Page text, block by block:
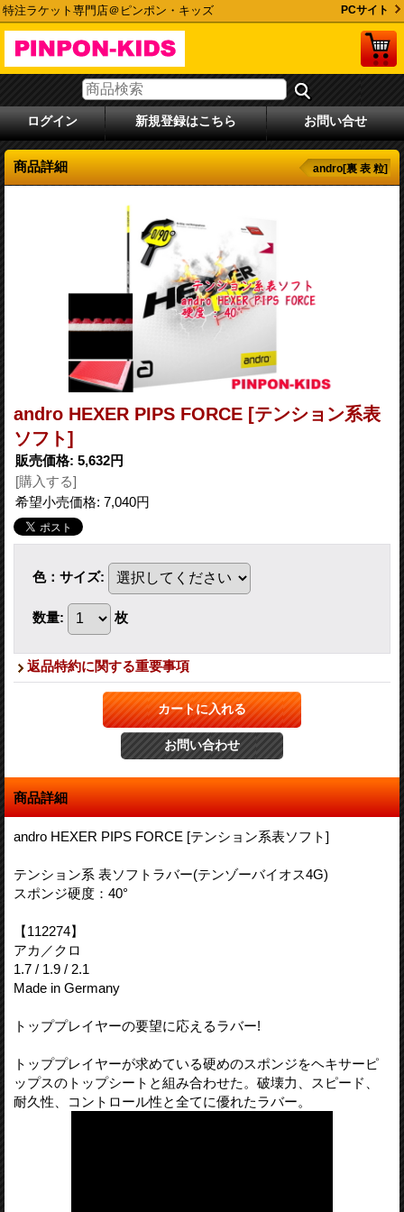
特注ラケット専門店＠ピンポン・キッズ PCサイト
ログイン 新規登録はこちら お問い合せ
商品詳細 andro[裏 表 粒]
andro HEXER PIPS FORCE [テンション系表
ソフト]
販売価格: 5,632円
[購入する]
希望小売価格: 7,040円
色：サイズ:
数量: 枚
返品特約に関する重要事項
商品詳細
andro HEXER PIPS FORCE [テンション系表ソフト]
テンション系 表ソフトラバー(テンゾーバイオス4G)
スポンジ硬度：40°
【112274】
アカ／クロ
1.7 / 1.9 / 2.1
Made in Germany
トッププレイヤーの要望に応えるラバー!
トッププレイヤーが求めている硬めのスポンジをヘキサーピ
ップスのトップシートと組み合わせた。破壊力、スピード、
耐久性、コントロール性と全てに優れたラバー。